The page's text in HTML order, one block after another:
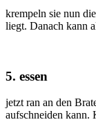
krempeln sie nun
liegt. Danach kann
5. essen
jetzt ran an den
aufschneiden kann.